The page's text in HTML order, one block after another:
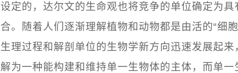
设定的，达尔文的生命观也将竞争的单位确定为具
合。随着人们逐渐理解植物和动物都是由活的“细
生理过程和解剖单位的生物学新方向迅速发展起
解为一种能构建和维持单一生物体的主体，而单